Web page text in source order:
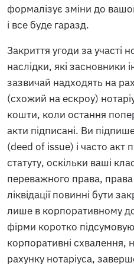
формалізує зміни до
і все буде гаразд.
Закриття угоди за участі
наслідки, які засновники
зазвичай надходять на
(схожий на ескроу)
кошти, коли остання
акти підписані. Ви
(deed of issue) і часто акт
статуту, оскільки ваші
переважного права,
ліквідації повинні бути
лише в корпоративному
фірми коротко
корпоративні схвалення,
рахунку нотаріуса,